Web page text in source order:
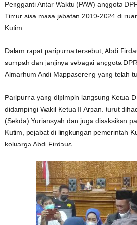
Pengganti Antar Waktu (PAW) anggota
Timur sisa masa jabatan 2019-2024 di
Kutim.
Dalam rapat paripurna tersebut, Abdi
sumpah dan janjinya sebagai anggota
Almarhum Andi Mappasereng yang telah
Paripurna yang dipimpin langsung Ketua
didampingi Wakil Ketua II Arpan, turut
(Sekda) Yuriansyah dan juga disaksikan
Kutim, pejabat di lingkungan pemerintah
keluarga Abdi Firdaus.